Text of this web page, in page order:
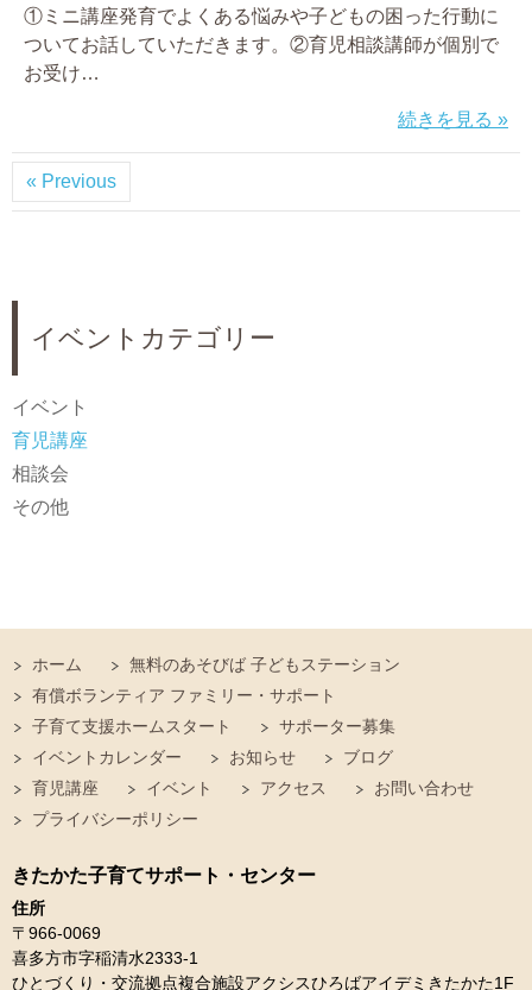
①ミニ講座発育でよくある悩みや子どもの困った行動に
ついてお話していただきます。②育児相談講師が個別で
お受け…
続きを見る »
« Previous
イベントカテゴリー
イベント
育児講座
相談会
その他
ホーム
無料のあそびば 子どもステーション
有償ボランティア ファミリー・サポート
子育て支援ホームスタート
サポーター募集
イベントカレンダー
お知らせ
ブログ
育児講座
イベント アクセス
お問い合わせ
プライバシーポリシー
きたかた子育てサポート・センター
住所
〒966-0069
喜多方市字稲清水2333-1
ひとづくり・交流拠点複合施設アクシスひろばアイデミきたかた1F